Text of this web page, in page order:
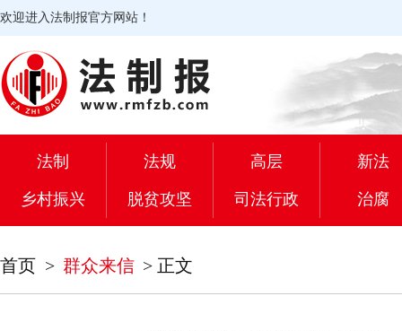
欢迎进入法制报官方网站！
法制 法规 高层 新法
乡村振兴 脱贫攻坚 司法行政 治腐
首页 > 群众来信 > 正文